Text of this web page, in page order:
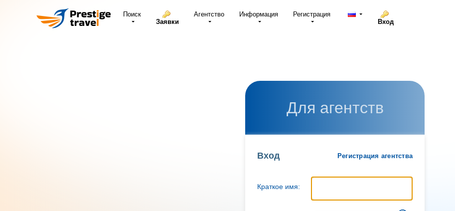
Поиск
Заявки
Агентство Информация
Регистрация
Вход
Для агентств
Вход Регистрация агентства
Краткое имя: